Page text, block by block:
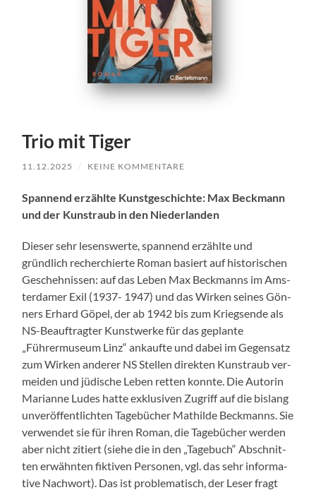
Trio mit Tiger
11.12.2025 / KEINE KOMMENTARE
Span­nend erzählte Kun­st­geschichte: Max Beck­mann
und der Kun­straub in den Nieder­lan­den
Dieser sehr lesenswerte, span­nend erzählte und
gründlich recher­chierte Roman basiert auf his­torischen
Geschehnis­sen: auf das Leben Max Beck­manns im Ams­
ter­damer Exil (1937- 1947) und das Wirken seines Gön­
ners Erhard Göpel, der ab 1942 bis zum Kriegsende als
NS-Beauf­tragter Kunst­werke für das geplante
„Führermu­se­um Linz“ ankaufte und dabei im Gegen­satz
zum Wirken ander­er NS Stellen direk­ten Kun­straub ver­
mei­den und jüdis­che Leben ret­ten kon­nte. Die Autorin
Mar­i­anne Ludes hat­te exk­lu­siv­en Zugriff auf die bis­lang
unveröf­fentlicht­en Tage­büch­er Mathilde Beck­manns. Sie
ver­wen­det sie für ihren Roman, die Tage­büch­er wer­den
aber nicht zitiert (siehe die in den „Tage­buch“ Abschnit­
ten erwäh­n­ten fik­tiv­en Per­so­n­en, vgl. das sehr infor­ma­
tive Nach­wort). Das ist prob­lema­tisch, der Leser fragt